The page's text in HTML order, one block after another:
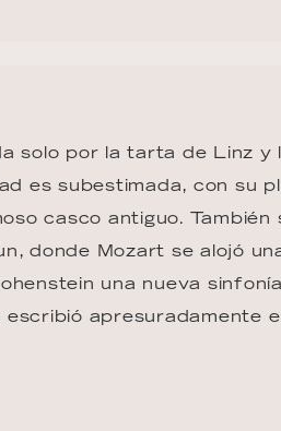
solo por la tarta de Linz y
es subestimada, con su
casco antiguo. También
donde Mozart se alojó
una nueva
escribió apresuradamente